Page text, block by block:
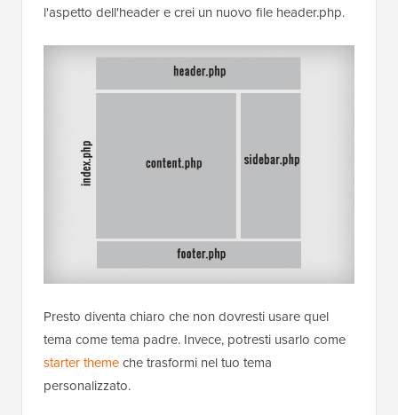
l'aspetto dell'header e crei un nuovo file header.php.
Presto diventa chiaro che non dovresti usare quel
tema come tema padre. Invece, potresti usarlo come
starter themeche trasformi nel tuo tema
personalizzato.